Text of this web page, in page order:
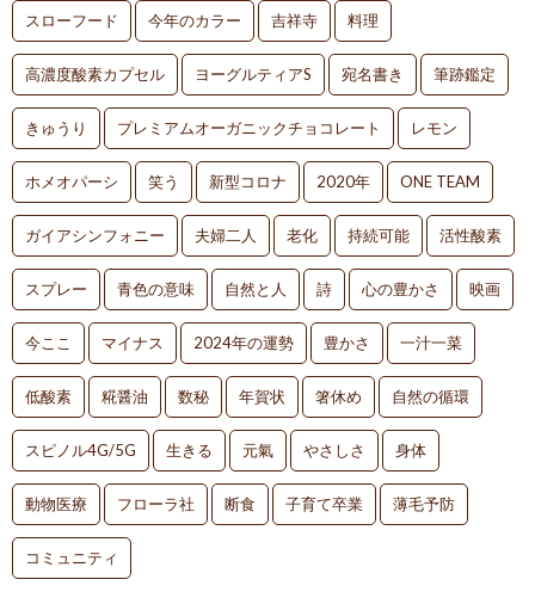
スローフード 今年のカラー 吉祥寺 料理
高濃度酸素カプセル ヨーグルティアS 宛名書き 筆跡鑑定
きゅうり プレミアムオーガニックチョコレート レモン
ホメオパーシ 笑う 新型コロナ 2020年 ONE TEAM
ガイアシンフォニー 夫婦二人 老化 持続可能 活性酸素
スプレー 青色の意味 自然と人 詩 心の豊かさ 映画
今ここ マイナス 2024年の運勢 豊かさ 一汁一菜
低酸素 糀醤油 数秘 年賀状 箸休め 自然の循環
スピノル4G/5G 生きる 元氣 やさしさ 身体
動物医療 フローラ社 断食 子育て卒業 薄毛予防
コミュニティ